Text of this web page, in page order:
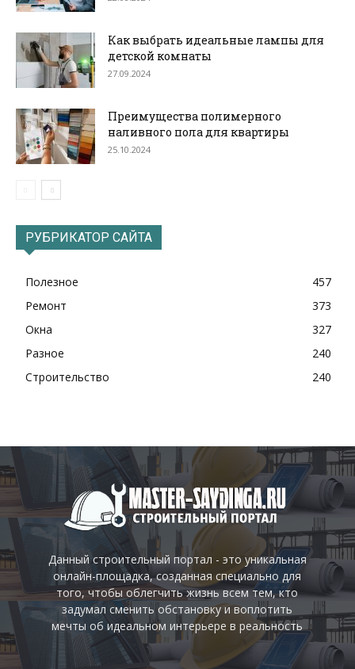
Как выбрать идеальные лампы для
детской комнаты
27.09.2024
Преимущества полимерного
наливного пола для квартиры
25.10.2024
РУБРИКАТОР САЙТА
Полезное
457
Ремонт
373
Окна
327
Разное
240
Строительство
240
Данный строительный портал - это уникальная
онлайн-площадка, созданная специально для
того, чтобы облегчить жизнь всем тем, кто
задумал сменить обстановку и воплотить
мечты об идеальном интерьере в реальность